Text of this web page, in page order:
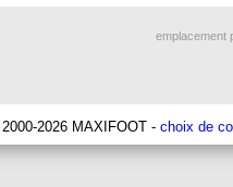
emplacement
2026 MAXIFOOT - choix de